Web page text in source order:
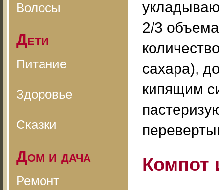
Волосы
Дети
Питание
Здоровье
Сказки
Дом и дача
Ремонт
2/3
сахара),
кипящим
Компот